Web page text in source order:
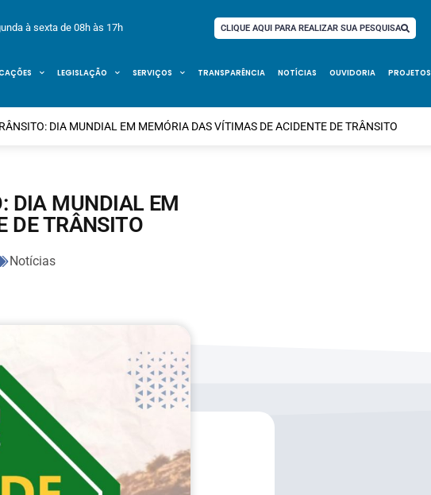
à sexta de 08h às 17h CLIQUE AQUI PARA REALIZAR SUA PESQUISA
LEGISLAÇÃO SERVIÇOS TRANSPARÊNCIA NOTÍCIAS OUVIDORIA PROJETOS
DIA MUNDIAL EM MEMÓRIA DAS VÍTIMAS DE ACIDENTE DE TRÂNSITO
DIA MUNDIAL EM
DE TRÂNSITO
Notícias